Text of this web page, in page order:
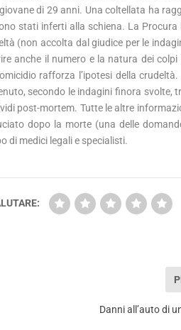
di 29 anni. Una coltellata ha
stati inferti alla schiena. La Procura
(non accolta dal giudice per le
anche il numero e la natura dei colpi
rafforza l’ipotesi della crudeltà.
secondo le indagini finora svolte,
post-mortem. Tutte le altre
dopo la morte (una delle
di medici legali e specialisti.
Danni all’auto di